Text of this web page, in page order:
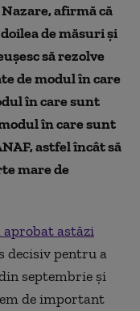
afirmă că
de măsuri şi
să rezolve
de modul în care
în care sunt
în care sunt
astfel încât să
mare de
aprobat astăzi
decisiv pentru a
septembrie şi
de important